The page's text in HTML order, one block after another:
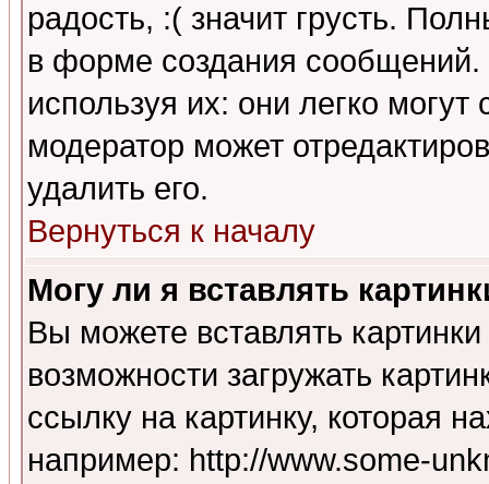
радость, :( значит грусть.
в форме создания сообщений.
используя их: они легко
модератор может
удалить его.
Вернуться к началу
Могу ли я вставлять
Вы можете вставлять
возможности загружать
ссылку на картинку, которая
например: http://www.some-